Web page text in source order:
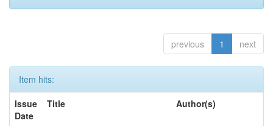
previous 1 next
Item hits:
Issue
Date
Title Author(s)